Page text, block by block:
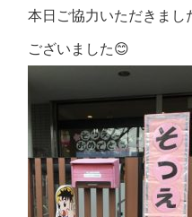
本日ご協力いただきまし
ございました😊